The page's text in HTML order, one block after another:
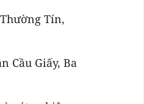
Tín,
Cầu Giấy, Ba